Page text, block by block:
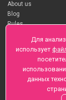
About us
Blog
Rules
About flower Delivery
Payment
Telegramm
Sankt-Peterburg,
+7 (812) 425-01-16
Questions? Call 24
Для
использует
данных